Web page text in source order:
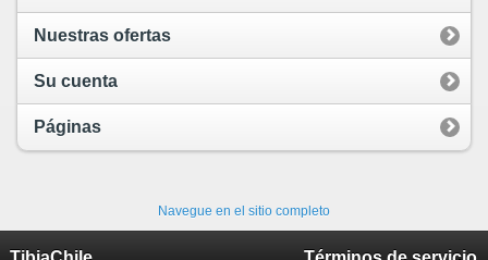
Nuestras ofertas
Su cuenta
Páginas
Navegue en el sitio completo